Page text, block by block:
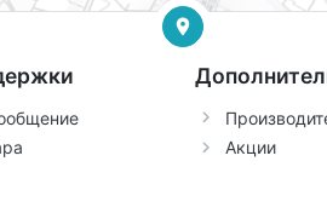
Акции